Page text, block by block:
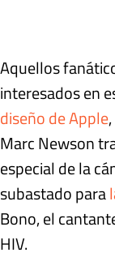
Aquellos
interesados en
diseño de Apple
Marc Newson
especial de la
subastado para
Bono, el
HIV.